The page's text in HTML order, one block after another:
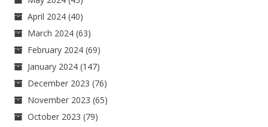
April 2024 (40)
March 2024 (63)
February 2024 (69)
January 2024 (147)
December 2023 (76)
November 2023 (65)
October 2023 (79)